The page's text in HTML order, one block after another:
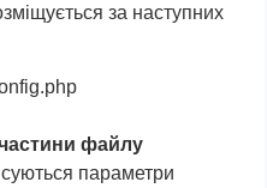
за наступних
файлу
параметри